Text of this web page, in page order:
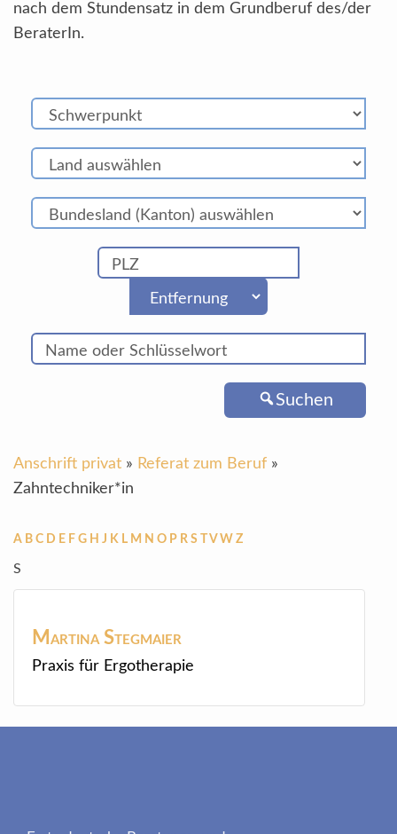
nach dem Stundensatz in dem Grundberuf des/der
BeraterIn.
Suchen
Anschrift privat » Referat zum Beruf »
Zahntechniker*in
A B C D E F G H J K L M N O P R S V W Z
S
Martina Stegmaier
Praxis für Ergotherapie